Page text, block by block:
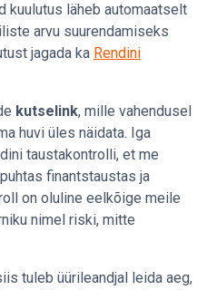
kuulutus läheb automaatselt
arvu suurendamiseks
jagada ka Rendini
kutselink, mille vahendusel
huvi üles näidata. Iga
taustakontrolli, et me
finantstaustas ja
on oluline eelkõige meile
nimel riski, mitte
tuleb üürileandjal leida aeg,